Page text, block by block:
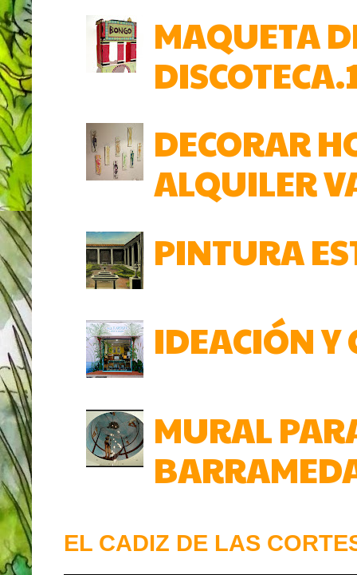
MAQUETA
DECORAR
ALQUILER
PINTURA
IDEACIÓN Y
MURAL
EL CADIZ DE LAS